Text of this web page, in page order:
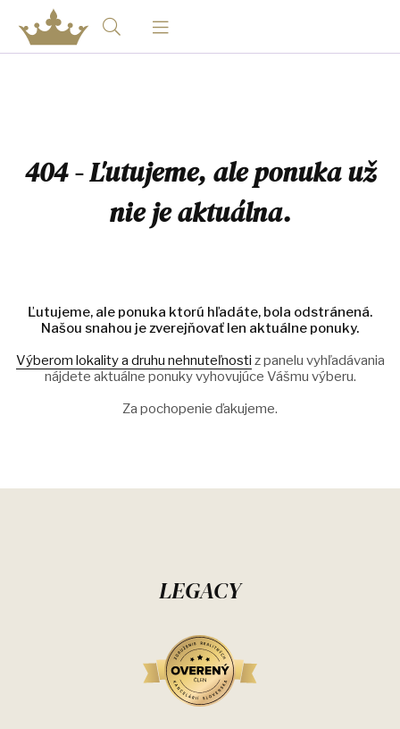
404 - Ľutujeme, ale ponuka už
nie je aktuálna.
Ľutujeme, ale ponuka ktorú hľadáte, bola odstránená.
Našou snahou je zverejňovať len aktuálne ponuky.
Výberom lokality a druhu nehnuteľnosti z panelu vyhľadávania
nájdete aktuálne ponuky vyhovujúce Vášmu výberu.
Za pochopenie ďakujeme.
LEGACY